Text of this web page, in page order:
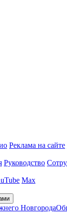
Реклама на сайте
Руководство
Max
Новгорода